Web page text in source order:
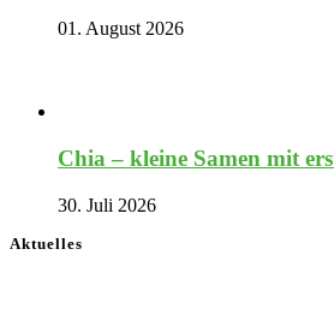
01. August 2026
Chia – kleine Samen mit
30. Juli 2026
Aktuelles